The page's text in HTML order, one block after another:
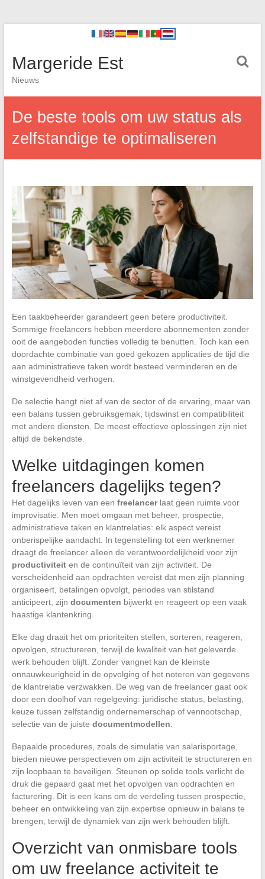
Margeride Est
Nieuws
De beste tools om uw status als
zelfstandige te optimaliseren
Een taakbeheerder garandeert geen betere productiviteit.
Sommige freelancers hebben meerdere abonnementen zonder
ooit de aangeboden functies volledig te benutten. Toch kan een
doordachte combinatie van goed gekozen applicaties de tijd die
aan administratieve taken wordt besteed verminderen en de
winstgevendheid verhogen.
De selectie hangt niet af van de sector of de ervaring, maar van
een balans tussen gebruiksgemak, tijdswinst en compatibiliteit
met andere diensten. De meest effectieve oplossingen zijn niet
altijd de bekendste.
Welke uitdagingen komen
freelancers dagelijks tegen?
Het dagelijks leven van een freelancerlaat geen ruimte voor
improvisatie. Men moet omgaan met beheer, prospectie,
administratieve taken en klantrelaties: elk aspect vereist
onberispelijke aandacht. In tegenstelling tot een werknemer
draagt de freelancer alleen de verantwoordelijkheid voor zijn
productiviteiten de continuïteit van zijn activiteit. De
verscheidenheid aan opdrachten vereist dat men zijn planning
organiseert, betalingen opvolgt, periodes van stilstand
anticipeert, zijn documenten bijwerkt en reageert op een vaak
haastige klantenkring.
Elke dag draait het om prioriteiten stellen, sorteren, reageren,
opvolgen, structureren, terwijl de kwaliteit van het geleverde
werk behouden blijft. Zonder vangnet kan de kleinste
onnauwkeurigheid in de opvolging of het noteren van gegevens
de klantrelatie verzwakken. De weg van de freelancer gaat ook
door een doolhof van regelgeving: juridische status, belasting,
keuze tussen zelfstandig ondernemerschap of vennootschap,
selectie van de juiste documentmodellen
Bepaalde procedures, zoals de simulatie van salarisportage,
bieden nieuwe perspectieven om zijn activiteit te structureren en
zijn loopbaan te beveiligen. Steunen op solide tools verlicht de
druk die gepaard gaat met het opvolgen van opdrachten en
facturering. Dit is een kans om de verdeling tussen prospectie,
beheer en ontwikkeling van zijn expertise opnieuw in balans te
brengen, terwijl de dynamiek van zijn werk behouden blijft.
Overzicht van onmisbare tools
om uw freelance activiteit te